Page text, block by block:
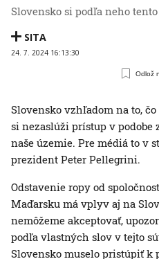
Slovensko si podľa neho
SITA
24. 7. 2024 16:13:30
Odlož
Slovensko vzhľadom na to,
si nezaslúži prístup v
naše územie. Pre médiá to v
prezident Peter Pellegrini.
Odstavenie ropy od
Maďarsku má vplyv aj na
nemôžeme akceptovať,
podľa vlastných slov v tejto
Slovensko muselo pristúpiť k